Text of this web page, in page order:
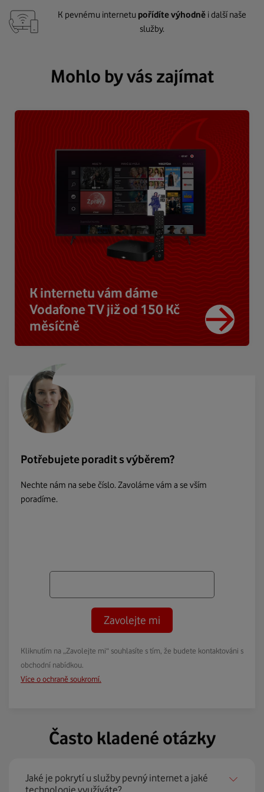
K pevnému internetu pořídíte výhodně i další naše
služby.
Mohlo by vás zajímat
K internetu vám dáme
Vodafone TV již od 150 Kč
měsíčně
Potřebujete poradit s výběrem?
Nechte nám na sebe číslo. Zavoláme vám a se vším
poradíme.
Zavolejte mi
Kliknutím na „Zavolejte mi“ souhlasíte s tím, že budete kontaktováni s
obchodní nabídkou.
Více o ochraně soukromí.
Často kladené otázky
Jaké je pokrytí u služby pevný internet a jaké
technologie využíváte?